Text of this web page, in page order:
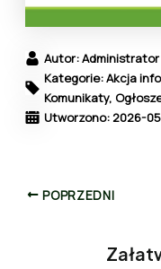
Autor: Administrator
Kategorie: Akcja
Komunikaty,
Utworzono: 2026-
POPRZEDNI